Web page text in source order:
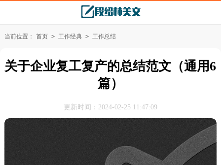
当前位置： 首页 > 工作经典 > 工作总结
关于企业复工复产的总结范文（通用6
篇）
更新时间：2024-02-25 11:47:09